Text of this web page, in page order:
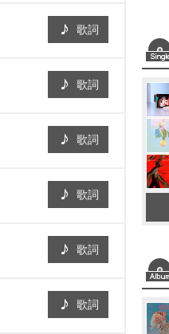
歌詞
歌詞
歌詞
歌詞
歌詞
歌詞